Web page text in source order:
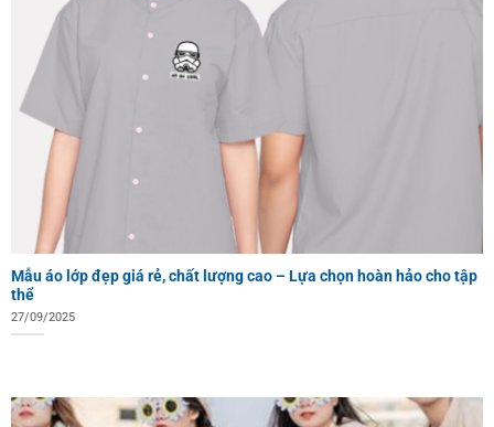
Mẫu áo lớp đẹp giá rẻ, chất lượng cao – Lựa chọn hoàn hảo cho tập
thể
27/09/2025